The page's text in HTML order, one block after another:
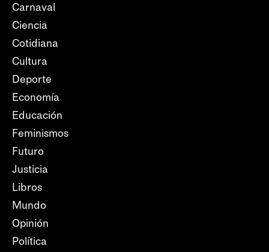
Carnaval
Ciencia
Cotidiana
Cultura
Deporte
Economía
Educación
Feminismos
Futuro
Justicia
Libros
Mundo
Opinión
Política